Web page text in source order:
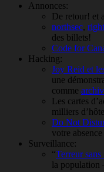
Annonces:
De retour! et
northsec,
des billets!
Code for
Hacking:
Joy Reid et
une
comme
Les cartes
milliers
Do Not
votre
Surveillance:
“Terreur
la population